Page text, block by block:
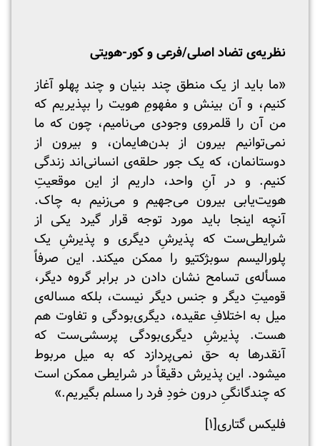
نظریه‌ی تضاد اصلی/فرعی و کور-هویتی
«ما باید از یک منطق چند بنیان و چند پهلو آغاز
کنیم، و آن بینش و مفهومِ هویت را بپذیریم که
من آن را قلمروی وجودی می‌نامیم، چون که ما
نمی‌توانیم بیرون از بدن‌هایمان، و بیرون از
دوستانمان، که یک جور حلقه‌ی انسانی‌‌اند زندگی
کنیم. و در آنِ واحد، داریم از این موقعیتِ
هویت‌یابی بیرون می‌جهیم و می‌زنیم به چاک.
آنچه اینجا باید مورد توجه قرار گیرد یکی از
شرایطی‌ست که پذیرشِ دیگری و پذیرشِ یک
پلورالیسم سوبژکتیو را ممکن میکند. این صرفاً
مسأله‌ی تسامح نشان دادن در برابر گروه دیگر،
قومیتِ دیگر و جنس دیگر نیست، بلکه مساله‌ی
میل به اختلافِ عقیده، دیگری‌بودگی و تفاوت هم
هست. پذیرشِ دیگری‌بودگی پرسشی‌ست که
آنقدر‌ها به حق نمی‌پردازد که به میل مربوط
میشود. این پذیرش دقیقاً در شرایطی ممکن است
که چندگانگیِ درون خودِ فرد را مسلم بگیریم.»
فلیکس گتاری[۱]